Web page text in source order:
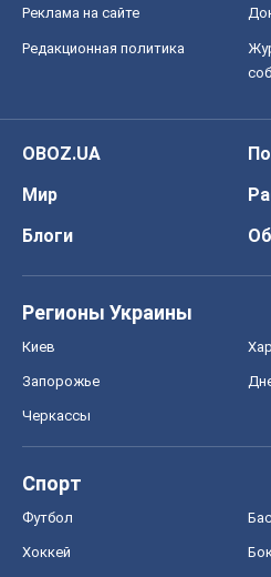
Реклама на сайте
Редакционная политика
OBOZ.UA
Мир
Блоги
Регионы Украины
Киев
Запорожье
Черкассы
Спорт
Футбол
Хоккей